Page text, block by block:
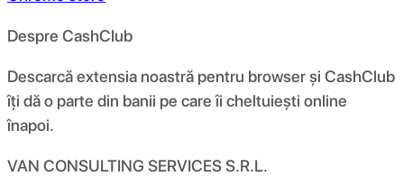
Despre CashClub
Descarcă extensia noastră pentru browser și CashClub
îți dă o parte din banii pe care îi cheltuiești online
înapoi.
VAN CONSULTING SERVICES S.R.L.